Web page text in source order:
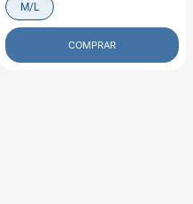
M/L
COMPRAR